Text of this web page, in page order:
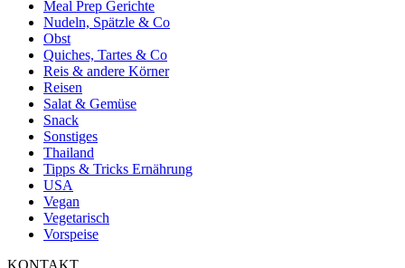
Meal Prep Gerichte
Nudeln, Spätzle & Co
Obst
Quiches, Tartes & Co
Reis & andere Körner
Reisen
Salat & Gemüse
Snack
Sonstiges
Thailand
Tipps & Tricks Ernährung
USA
Vegan
Vegetarisch
Vorspeise
KONTAKT